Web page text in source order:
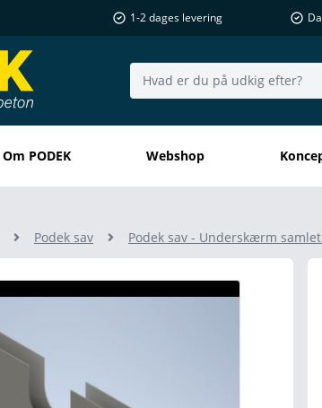
1-2 dages levering
Søg..
Om PODEK Webshop
Podek sav Podek sav - Underskærm